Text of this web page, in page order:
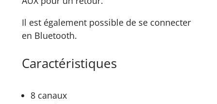
Il est également possible de se connecter
en Bluetooth.
Caractéristiques
8 canaux